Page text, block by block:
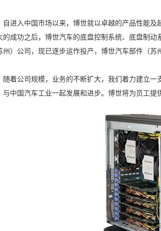
入中国市场以来，博世就以卓越的产品性能及
的成功之后，博世汽车的底盘控制系统、底盘制
州）公司，现已逐步运作投产，博世汽车部件（
公司规模，业务的不断扩大，我们着力建立一
与中国汽车工业一起发展和进步。博世将为员工提